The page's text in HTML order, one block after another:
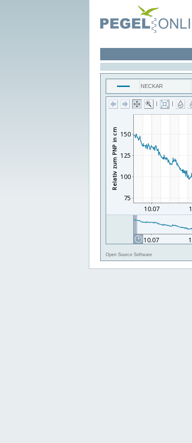
NECKAR
| |
Open Source Software